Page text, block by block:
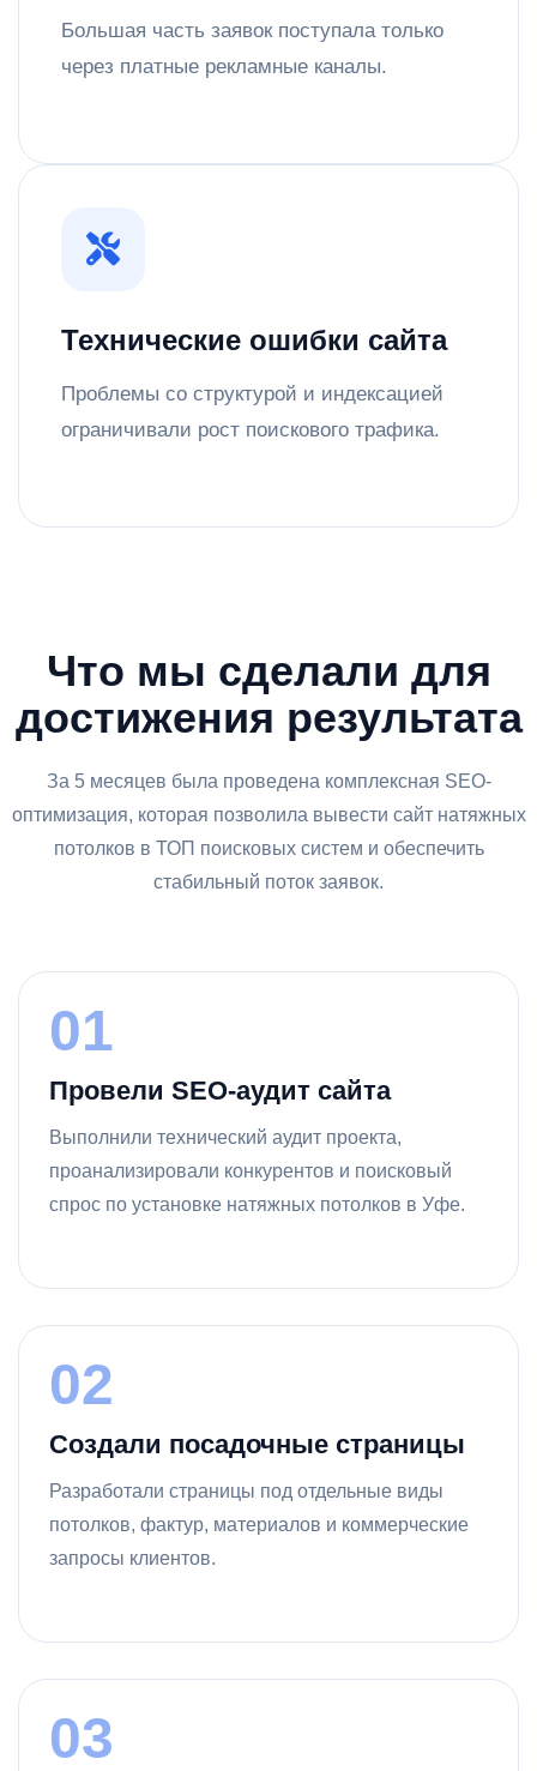
Большая часть заявок поступала только
через платные рекламные каналы.
Технические ошибки сайта
Проблемы со структурой и индексацией
ограничивали рост поискового трафика.
Что мы сделали для
достижения результата
За 5 месяцев была проведена комплексная SEO-
оптимизация, которая позволила вывести сайт натяжных
потолков в ТОП поисковых систем и обеспечить
стабильный поток заявок.
01
Провели SEO-аудит сайта
Выполнили технический аудит проекта,
проанализировали конкурентов и поисковый
спрос по установке натяжных потолков в Уфе.
02
Создали посадочные страницы
Разработали страницы под отдельные виды
потолков, фактур, материалов и коммерческие
запросы клиентов.
03